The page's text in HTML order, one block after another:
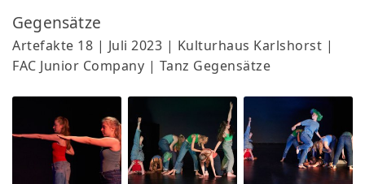
Verein
Kontakt
Gegensätze
Artefakte 18 | Juli 2023 | Kulturhaus Karlshorst |
FAC Junior Company | Tanz Gegensätze